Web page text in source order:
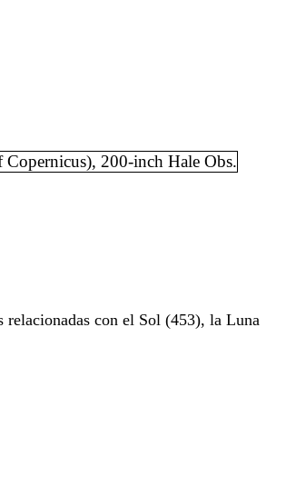
con el Sol (453), la Luna